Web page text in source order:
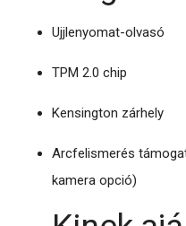
Ujjlenyomat-olvasó
TPM 2.0 chip
Kensington zárhely
Arcfelismerés
kamera opció)